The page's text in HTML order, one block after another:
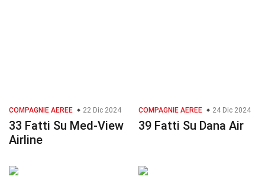
COMPAGNIE AEREE 22 Dic 2024
33 Fatti Su Med-View
Airline
COMPAGNIE AEREE 24 Dic 2024
39 Fatti Su Dana Air